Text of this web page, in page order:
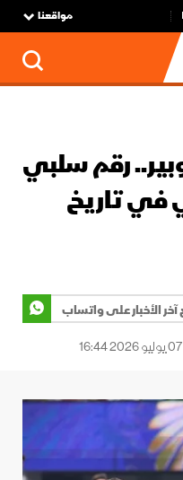
مواقعنا
رقم سلبي
تاريخ
آخر الأخبار على واتساب
07 يوليو 2026 16:44